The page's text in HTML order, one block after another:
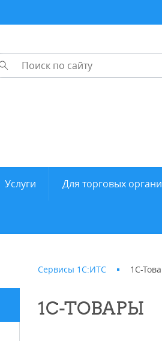
Услуги Для торговых
Сервисы 1С:ИТС 1С-
1С-ТОВАРЫ